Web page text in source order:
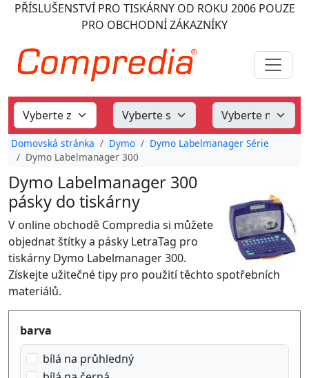
PŘÍSLUŠENSTVÍ PRO TISKÁRNY OD ROKU 2006POUZE
PRO OBCHODNÍ ZÁKAZNÍKY
Domovská stránka Dymo
Dymo Labelmanager Série
Dymo Labelmanager 300
Dymo Labelmanager 300
pásky do tiskárny
V online obchodě Compredia si můžete
objednat štítky a pásky LetraTag pro
tiskárny Dymo Labelmanager 300.
Získejte užitečné tipy pro použití těchto spotřebních
materiálů.
Produktfilter
barva
bílá na průhledný